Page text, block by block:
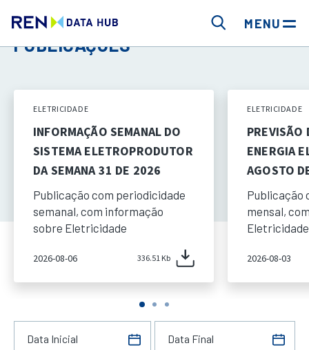
MENU
PUBLICAÇÕES
ELETRICIDADE
INFORMAÇÃO SEMANAL DO
SISTEMA ELETROPRODUTOR
DA SEMANA 31 DE 2026
Publicação com periodicidade
semanal, com informação
sobre Eletricidade
2026-08-06 336.51 Kb
ELETRICIDADE
PREVISÃO
ENERGIA
AGOSTO
Publicação
mensal,
Eletricidade
2026-08-03